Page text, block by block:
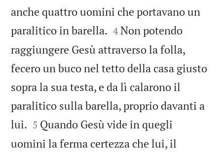
anche quattro uomini che portavano un
paralitico in barella. 

4 Non potendo
raggiungere Gesù attraverso la folla,
fecero un buco nel tetto della casa giusto
sopra la sua testa, e da lì calarono il
paralitico sulla barella, proprio davanti a
lui. 

5 Quando Gesù vide in quegli
uomini la ferma certezza che lui, il